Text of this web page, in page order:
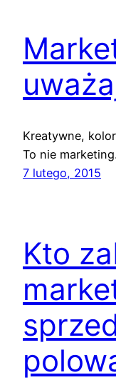
Kreatywne,
To nie
7 lutego, 2015
Kto